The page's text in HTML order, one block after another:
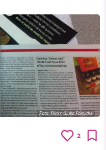
Foto:Flickr: Giulia Forsythe
2
redaktion drivit
genom
Nu vill vi
vi hoppas att du
oss.
swisha en slant till